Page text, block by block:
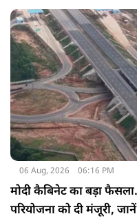
06 Aug, 2026 06:16 PM
मोदी कैबिनेट का बड़ा
परियोजना को दी मंजूरी,